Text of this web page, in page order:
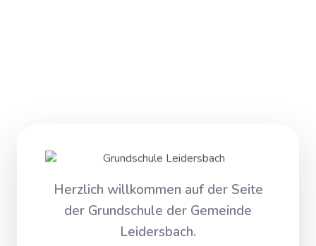
Herzlich willkommen auf der Seite
der Grundschule der Gemeinde
Leidersbach.